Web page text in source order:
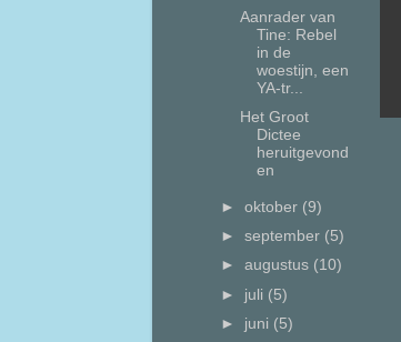
Aanrader van
Tine: Rebel
in de
woestijn, een
YA-tr...
Het Groot
Dictee
heruitgevond
en
►oktober (9)
►september (5)
►augustus (10)
► juli (5)
► juni (5)